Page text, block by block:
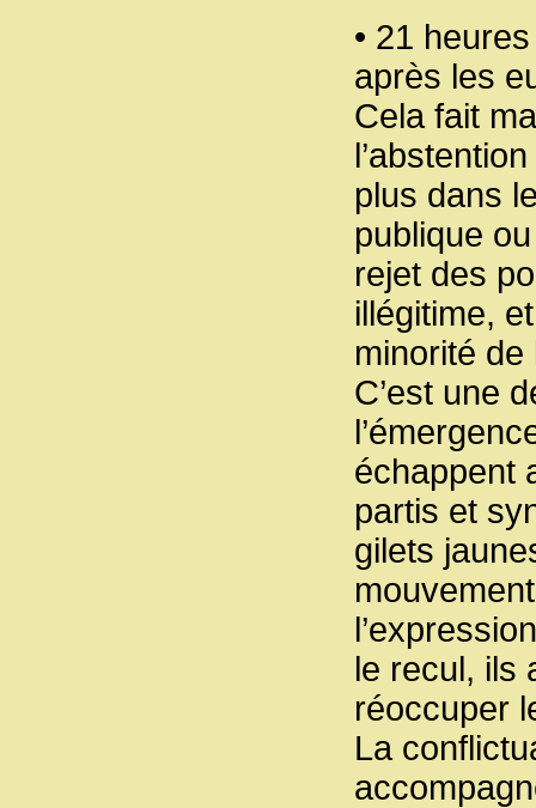
• 21
après les
Cela fait
plus dans
publique
rejet des
illégitime,
minorité de
C’est une
échappent
partis et
gilets
le recul, ils
réoccuper
La